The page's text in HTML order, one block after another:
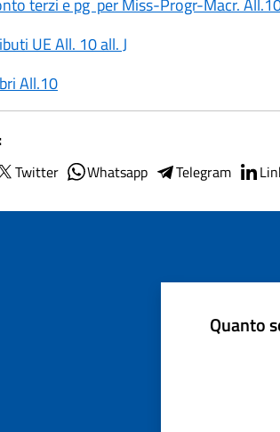
terzi e pg per Miss-Progr-Macr.
UE All. 10 all. J
All.10
Twitter Whatsapp Telegram
Quanto